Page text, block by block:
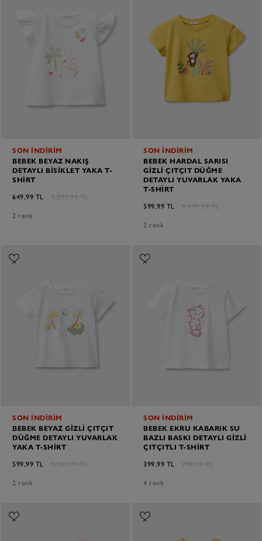
SON İNDİRİM
BEBEK BEYAZ NAKIŞ
DETAYLI BISIKLET YAKA T-
SHIRT
649,99 TL
1.299,99 TL
2 renk
SON İNDİRİM
BEBEK HARDAL SARISI
GIZLI ÇITÇIT DÜĞME
DETAYLI YUVARLAK YAKA
T-SHIRT
599,99 TL
1.199,99 TL
2 renk
SON İNDİRİM
BEBEK BEYAZ GIZLI ÇITÇIT
DÜĞME DETAYLI YUVARLAK
YAKA T-SHIRT
599,99 TL
1.199,99 TL
2 renk
SON İNDİRİM
BEBEK EKRU KABARIK SU
BAZLI BASKI DETAYLI GIZLI
ÇITÇITLI T-SHIRT
399,99 TL
799,99 TL
4 renk